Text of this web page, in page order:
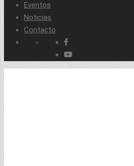
Eventos
Noticias
Contacto